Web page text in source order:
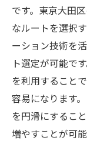
です。東京大田
なルートを選択
ーション技術を
ト選定が可能で
を利用すること
容易になります
を円滑にするこ
増やすことが可